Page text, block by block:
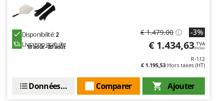
Disponibilité:2
Livraison gratuite
18 août - 20 août
€ 1.479,00 -3%
€ 1.434,63 TVA
Inclus
R-112
€ 1.195,53 Hors taxes (HT)
Ajouter
Comparer
Données techniques